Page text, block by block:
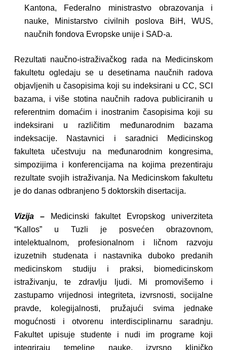
Kantona, Federalno ministrastvo obrazovanja i
nauke, Ministarstvo civilnih poslova BiH, WUS,
naučnih fondova Evropske unije i SAD-a.
Rezultati naučno-istraživačkog rada na Medicinskom
fakultetu ogledaju se u desetinama naučnih radova
objavljenih u časopisima koji su indeksirani u CC, SCI
bazama, i više stotina naučnih radova publiciranih u
referentnim domaćim i inostranim časopisima koji su
indeksirani u različitim međunarodnim bazama
indeksacije. Nastavnici i saradnici Medicinskog
fakulteta učestvuju na međunarodnim kongresima,
simpozijima i konferencijama na kojima prezentiraju
rezultate svojih istraživanja. Na Medicinskom fakultetu
je do danas odbranjeno 5 doktorskih disertacija.
Vizija –
Medicinski fakultet Evropskog univerziteta
“Kallos” u Tuzli je posvećen obrazovnom,
intelektualnom, profesionalnom i ličnom razvoju
izuzetnih studenata i nastavnika duboko predanih
medicinskom studiju i praksi, biomedicinskom
istraživanju, te zdravlju ljudi. Mi promovišemo i
zastupamo vrijednosi integriteta, izvrsnosti, socijalne
pravde, kolegijalnosti, pružajući svima jednake
mogućnosti i otvorenu interdisciplinarnu saradnju.
Fakultet upisuje studente i nudi im programe koji
integriraju temeljne nauke, izvrsno kliničko